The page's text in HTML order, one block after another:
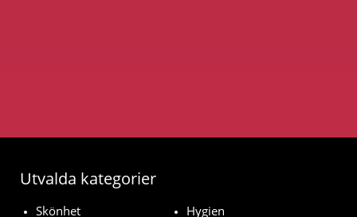
Utvalda kategorier
Skönhet Hygien